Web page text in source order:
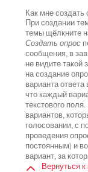
Как мне создать
При создании
темы щёлкните
Создать опрос
сообщения, в
не видите
на создание
варианта
что каждый
текстового
вариантов,
голосовании, с
проведения
постоянным) и
вариант, за
Вернуться